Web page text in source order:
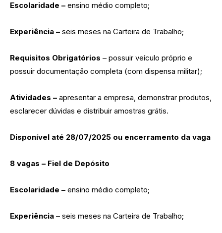
Escolaridade – ensino médio completo;
Experiência – seis meses na Carteira de Trabalho;
Requisitos Obrigatórios – possuir veículo próprio e
possuir documentação completa (com dispensa militar);
Atividades – apresentar a empresa, demonstrar produtos,
esclarecer dúvidas e distribuir amostras grátis.
Disponível até 28/07/2025 ou encerramento da vaga
8 vagas – Fiel de Depósito
Escolaridade – ensino médio completo;
Experiência – seis meses na Carteira de Trabalho;